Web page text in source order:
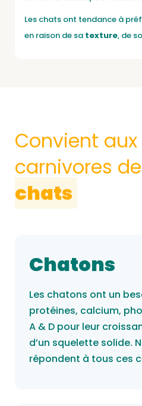
Les chats ont tendance à
en raison de sa texture, de
Convient
carnivores de
chats
Chatons
Les chatons ont un
protéines, calcium,
A & D pour leur
d’un squelette solide.
répondent à tous ces